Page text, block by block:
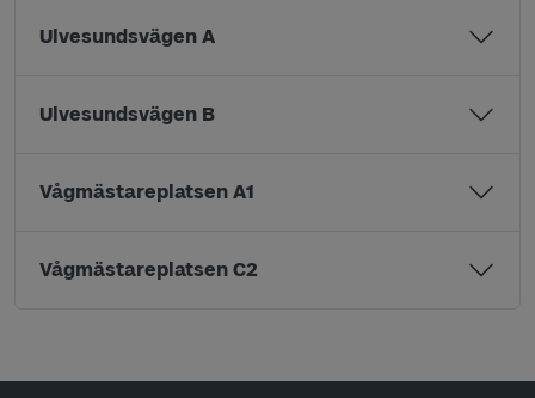
Ulvesundsvägen A
Ulvesundsvägen B
Vågmästareplatsen A1
Vågmästareplatsen C2